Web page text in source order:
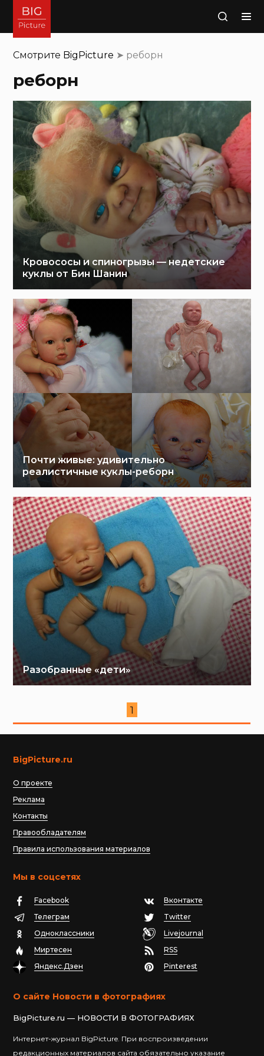
Поиск
Смотрите BigPicture ➤ реборн
реборн
Кровососы и спиногрызы — недетские
куклы от Бин Шанин
Почти живые: удивительно
реалистичные куклы-реборн
Разобранные «дети»
1
BigPicture.ru
О проекте
Реклама
Контакты
Правообладателям
Правила использования материалов
Мы в соцсетях
Facebook
Вконтакте
Телеграм
Twitter
Одноклассники
Livejournal
Миртесен
RSS
Яндекс.Дзен
Pinterest
О сайте Новости в фотографиях
BigPicture.ru — НОВОСТИ В ФОТОГРАФИЯХ
Интернет-журнал BigPicture. При воспроизведении
редакционных материалов сайта обязательно указание